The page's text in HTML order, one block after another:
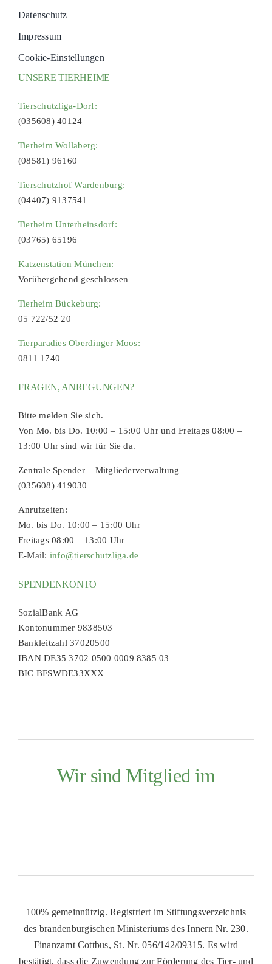
Datenschutz
Impressum
Cookie-Einstellungen
UNSERE TIERHEIME
Tierschutzliga-Dorf:
(035608) 40124
Tierheim Wollaberg:
(08581) 96160
Tierschutzhof Wardenburg:
(04407) 9137541
Tierheim Unterheinsdorf:
(03765) 65196
Katzenstation München:
Vorübergehend geschlossen
Tierheim Bückeburg:
05 722/52 20
Tierparadies Oberdinger Moos:
0811 1740
FRAGEN, ANREGUNGEN?
Bitte melden Sie sich.
Von Mo. bis Do. 10:00 – 15:00 Uhr und Freitags 08:00 –
13:00 Uhr sind wir für Sie da.
Zentrale Spender – Mitgliederverwaltung
(035608) 419030
Anrufzeiten:
Mo. bis Do. 10:00 – 15:00 Uhr
Freitags 08:00 – 13:00 Uhr
E-Mail: info@tierschutzliga.de
SPENDENKONTO
SozialBank AG
Kontonummer 9838503
Bankleitzahl 37020500
IBAN DE35 3702 0500 0009 8385 03
BIC BFSWDE33XXX
Wir sind Mitglied im
100% gemeinnützig. Registriert im Stiftungsverzeichnis
des brandenburgischen Ministeriums des Innern Nr. 230.
Finanzamt Cottbus, St. Nr. 056/142/09315. Es wird
bestätigt, dass die Zuwendung zur Förderung des Tier- und